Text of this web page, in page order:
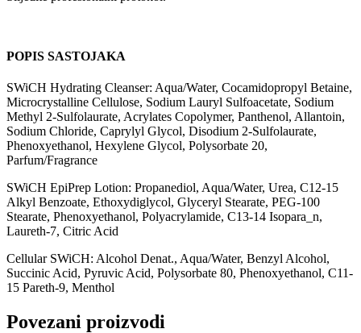
POPIS SASTOJAKA
SWiCH Hydrating Cleanser: Aqua/Water, Cocamidopropyl Betaine,
Microcrystalline Cellulose, Sodium Lauryl Sulfoacetate, Sodium
Methyl 2-Sulfolaurate, Acrylates Copolymer, Panthenol, Allantoin,
Sodium Chloride, Caprylyl Glycol, Disodium 2-Sulfolaurate,
Phenoxyethanol, Hexylene Glycol, Polysorbate 20,
Parfum/Fragrance
SWiCH EpiPrep Lotion: Propanediol, Aqua/Water, Urea, C12-15
Alkyl Benzoate, Ethoxydiglycol, Glyceryl Stearate, PEG-100
Stearate, Phenoxyethanol, Polyacrylamide, C13-14 Isopara_n,
Laureth-7, Citric Acid
Cellular SWiCH: Alcohol Denat., Aqua/Water, Benzyl Alcohol,
Succinic Acid, Pyruvic Acid, Polysorbate 80, Phenoxyethanol, C11-
15 Pareth-9, Menthol
Povezani proizvodi